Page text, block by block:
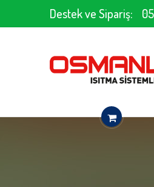
Destek ve Sipariş: